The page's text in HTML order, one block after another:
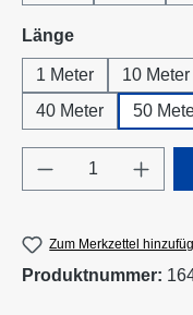
Längeauswählen
1 Meter 10 Meter
40 Meter
50
Produkt
Zum Merkzettel
Produktnummer: